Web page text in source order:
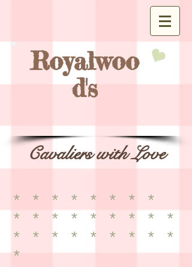
Royalwoo
d's
Cavaliers with Love
* * * * * * * *
* * * * * * * * *
* * * * * * * * *
*